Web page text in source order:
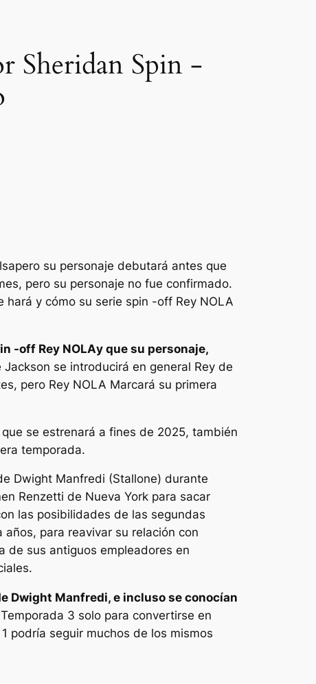
Sheridan Spin -
pero su personaje debutará antes que
pero su personaje no fue confirmado.
hará y cómo su serie spin -off Rey NOLA
-off Rey NOLAy que su personaje,
Jackson se introducirá en general Rey de
pero Rey NOLA Marcará su primera
se estrenará a fines de 2025, también
temporada.
Dwight Manfredi (Stallone) durante
Renzetti de Nueva York para sacar
las posibilidades de las segundas
para reavivar su relación con
de sus antiguos empleadores en
Dwight Manfredi, e incluso se conocían
Temporada 3 solo para convertirse en
podría seguir muchos de los mismos